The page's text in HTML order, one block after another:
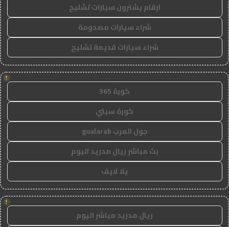
ارقام يشترون سيارات تشليح
شراء سيارات مصدومة
شراء سيارات قديمة تشليح
!
كورة 365
كورة سيتي
جول العرب goalarab
بث مباشر ريال مدريد اليوم
يلا لايف
!
ريال مدريد مباشر اليوم